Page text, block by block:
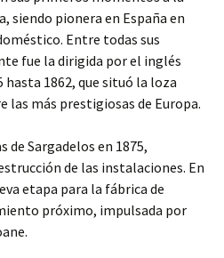
siendo pionera en España en
Entre todas sus
fue la dirigida por el inglés
hasta 1862, que situó la loza
las más prestigiosas de Europa.
de Sargadelos en 1875,
de las instalaciones. En
etapa para la fábrica de
próximo, impulsada por